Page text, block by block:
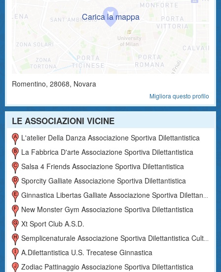
Romentino, 28068, Novara
Migliora questo profilo
LE ASSOCIAZIONI VICINE
L'atelier Della Danza Associazione Sportiva Dilettantistica
La Fabbrica D'arte Associazione Sportiva Dilettantistica
Salsa 4 Friends Associazione Sportiva Dilettantistica
Sporcity Galliate Associazione Sportiva Dilettantistica
Ginnastica Libertas Galliate Associazione Sportiva Dilettantistica
New Monster Gym Associazione Sportiva Dilettantistica
Xt Sport Club A.S.D.
Semplicenaturale Associazione Sportiva Dilettantistica Culturale E Ricreativa
A.dilettantistica U.s. Trecatese Ginnastica
Zodiac Pattinaggio Associazione Sportiva Dilettantistica